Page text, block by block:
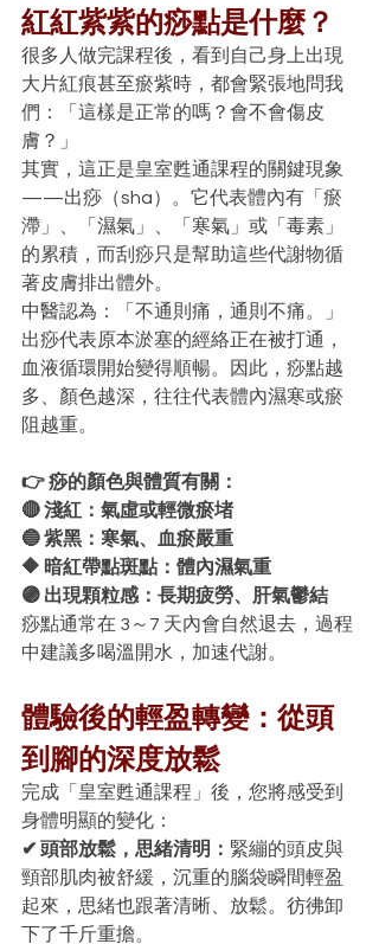
紅紅紫紫的痧點是什麼？
很多人做完課程後，看到自己身上出現
大片紅痕甚至瘀紫時，都會緊張地問我
們：「這樣是正常的嗎？會不會傷皮
膚？」
其實，這正是皇室甦通課程的關鍵現象
——出痧（sha）。它代表體內有「瘀
滯」、「濕氣」、「寒氣」或「毒素」
的累積，而刮痧只是幫助這些代謝物循
著皮膚排出體外。
中醫認為：「不通則痛，通則不痛。」
出痧代表原本淤塞的經絡正在被打通，
血液循環開始變得順暢。因此，痧點越
多、顏色越深，往往代表體內濕寒或瘀
阻越重。
👉 痧的顏色與體質有關：
🔴 淺紅：氣虛或輕微瘀堵
🔵 紫黑：寒氣、血瘀嚴重
🔶 暗紅帶點斑點：體內濕氣重
🟣 出現顆粒感：長期疲勞、肝氣鬱結
痧點通常在 3～7 天內會自然退去，過程
中建議多喝溫開水，加速代謝。
體驗後的輕盈轉變：從頭
到腳的深度放鬆
完成「皇室甦通課程」後，您將感受到
身體明顯的變化：
✔ 頭部放鬆，思緒清明： 緊繃的頭皮與
頸部肌肉被舒緩，沉重的腦袋瞬間輕盈
起來，思緒也跟著清晰、放鬆。彷彿卸
下了千斤重擔。